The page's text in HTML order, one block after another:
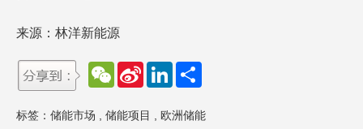
来源：林洋新能源
W
e
h
a
S
W
L
k
e
标签： 储能市场 储能项目 欧洲储能